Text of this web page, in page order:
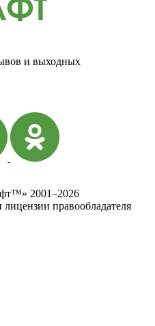
и выходных
2001–2026
правообладателя